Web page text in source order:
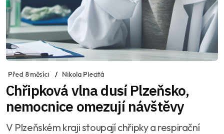
Před 8 měsíci Nikola Plecitá
Chřipková vlna dusí Plzeňsko,
nemocnice omezují návštěvy
V Plzeňském kraji stoupají chřipky a respirační